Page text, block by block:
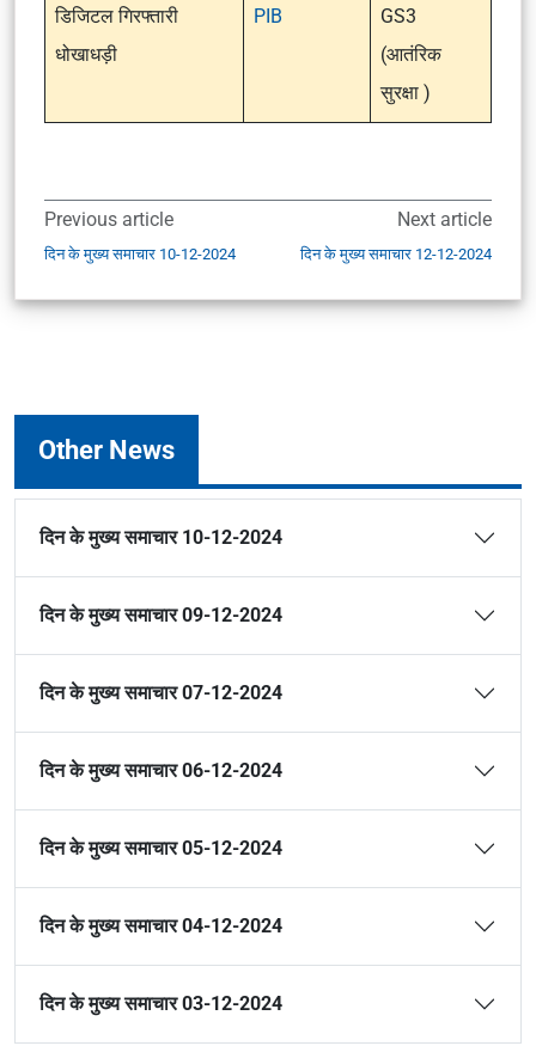
डिजिटल गिरफ्तारी
धोखाधड़ी
PIB
GS3
(आतंरिक
सुरक्षा )
Previous article
दिन के मुख्य समाचार 10-12-2024
Next article
दिन के मुख्य समाचार 12-12-2024
Other News
दिन के मुख्य समाचार 10-12-2024
दिन के मुख्य समाचार 09-12-2024
दिन के मुख्य समाचार 07-12-2024
दिन के मुख्य समाचार 06-12-2024
दिन के मुख्य समाचार 05-12-2024
दिन के मुख्य समाचार 04-12-2024
दिन के मुख्य समाचार 03-12-2024